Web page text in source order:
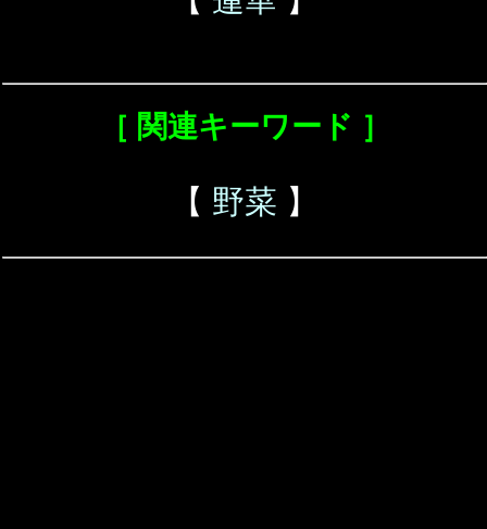
［ 関連キーワード ］
【 野菜 】